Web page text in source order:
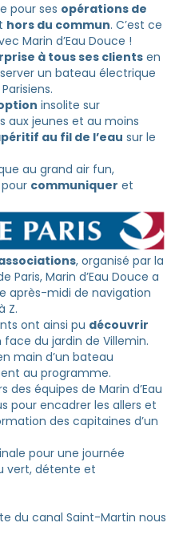
pour ses opérations de
hors du commun. C’est ce
Marin d’Eau Douce !
à tous ses clients en
un bateau électrique
insolite sur
aux jeunes et au moins
au fil de l’eau sur le
au grand air fun,
communiquer et
, organisé par la
Paris, Marin d’Eau Douce a
après-midi de navigation
Z.
ont ainsi pu découvrir
face du jardin de Villemin.
main d’un bateau
au programme.
des équipes de Marin d’Eau
pour encadrer les allers et
des capitaines d’un
pour une journée
vert, détente et
du canal Saint-Martin nous